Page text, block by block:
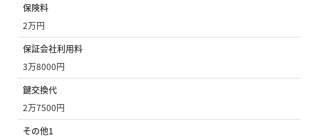
保険料
2万円
保証会社利用料
3万8000円
鍵交換代
2万7500円
その他1